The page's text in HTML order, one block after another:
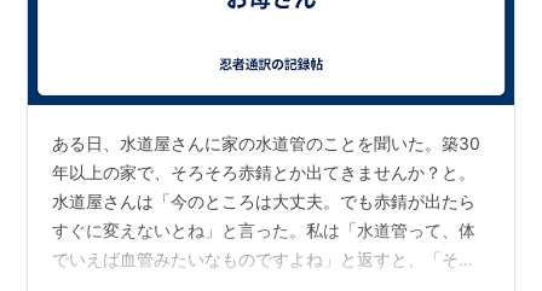
ある日、水道屋さんに家の水道管のことを聞いた。築30
年以上の家で、そろそろ赤錆とか出てきませんか？と。
水道屋さんは「今のところは大丈夫。でも赤錆が出たら
すぐに変えないとね」と言った。私は「水道管って、体
でいえば血管みたいなものですよね」と返すと、「そう